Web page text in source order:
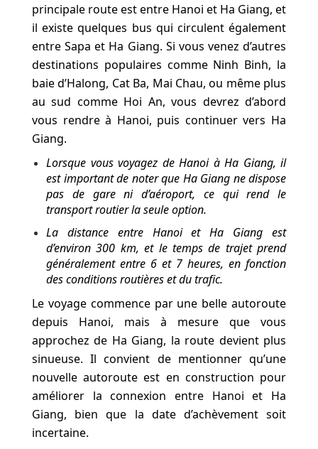
principale route est entre Hanoi et Ha Giang, et
il existe quelques bus qui circulent également
entre Sapa et Ha Giang. Si vous venez d’autres
destinations populaires comme Ninh Binh, la
baie d’Halong, Cat Ba, Mai Chau, ou même plus
au sud comme Hoi An, vous devrez d’abord
vous rendre à Hanoi, puis continuer vers Ha
Giang.
Lorsque vous voyagez de Hanoi à Ha Giang, il
est important de noter que Ha Giang ne dispose
pas de gare ni d’aéroport, ce qui rend le
transport routier la seule option.
La distance entre Hanoi et Ha Giang est
d’environ 300 km, et le temps de trajet prend
généralement entre 6 et 7 heures, en fonction
des conditions routières et du trafic.
Le voyage commence par une belle autoroute
depuis Hanoi, mais à mesure que vous
approchez de Ha Giang, la route devient plus
sinueuse. Il convient de mentionner qu’une
nouvelle autoroute est en construction pour
améliorer la connexion entre Hanoi et Ha
Giang, bien que la date d’achèvement soit
incertaine.